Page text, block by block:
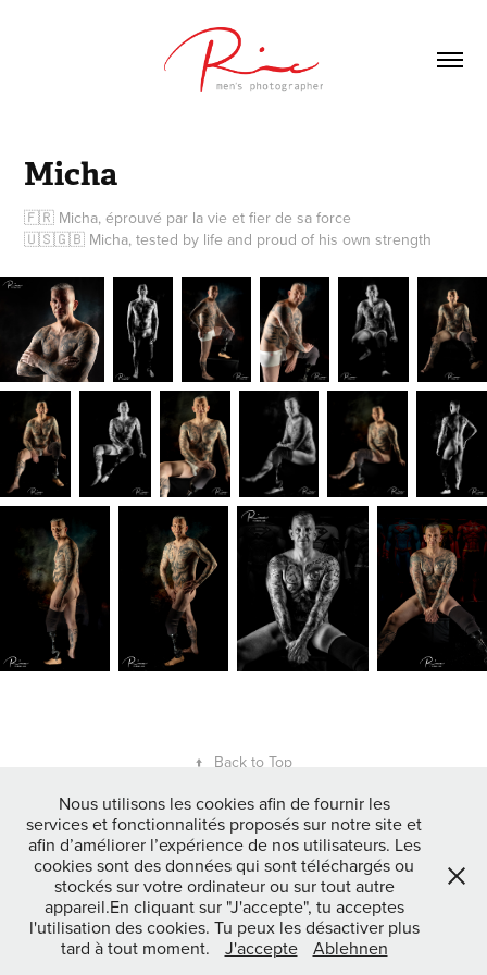
Micha
🇫🇷 Micha, éprouvé par la vie et fier de sa force
↑ Back to Top
Toutes les photos et vidéos © Eric Mertens / ric4men.com
Tous droits réservés. L'utilisation non autorisée est interdite. | All
rights reserved. Unauthorized use is prohibited. | Alle Rechte
vorbehalten.
mentions légales / RGPD / Impressum / Datenschutzerklärung
Nous utilisons les cookies afin de fournir les
services et fonctionnalités proposés sur notre site et
afin d’améliorer l’expérience de nos utilisateurs. Les
cookies sont des données qui sont téléchargés ou
stockés sur votre ordinateur ou sur tout autre
appareil.En cliquant sur "J'accepte", tu acceptes
l'utilisation des cookies. Tu peux les désactiver plus
tard à tout moment.
J'accepte Ablehnen